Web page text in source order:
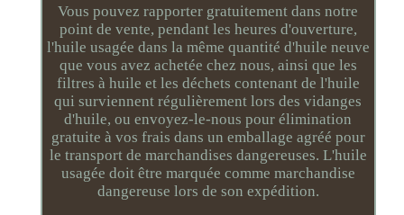
Vous pouvez rapporter gratuitement dans notre
point de vente, pendant les heures d'ouverture,
l'huile usagée dans la même quantité d'huile neuve
que vous avez achetée chez nous, ainsi que les
filtres à huile et les déchets contenant de l'huile
qui surviennent régulièrement lors des vidanges
d'huile, ou envoyez-le-nous pour élimination
gratuite à vos frais dans un emballage agréé pour
le transport de marchandises dangereuses. L'huile
usagée doit être marquée comme marchandise
dangereuse lors de son expédition.